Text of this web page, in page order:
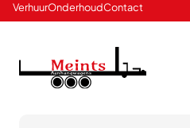
VerhuurOnderhoudContact